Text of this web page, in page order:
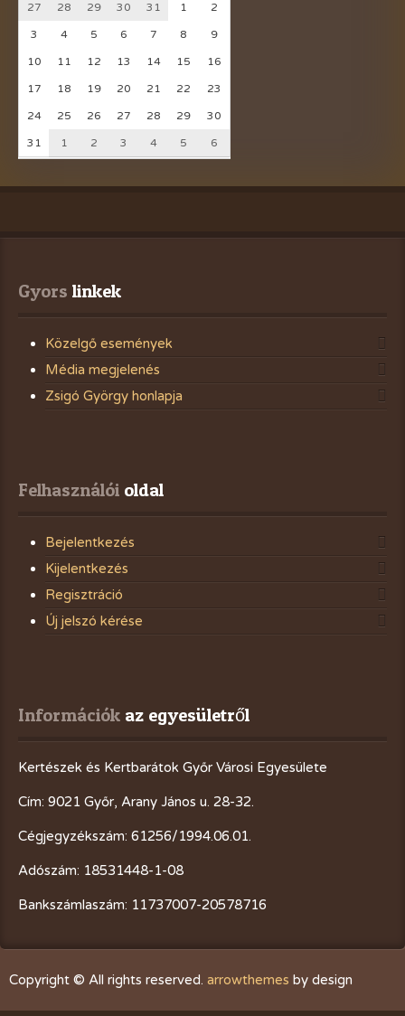
27 28 29 30 31 1 2
3 4 5 6 7 8 9
10 11 12 13 14 15 16
17 18 19 20 21 22 23
24 25 26 27 28 29 30
31 1 2 3 4 5 6
Gyors linkek
Közelgő események
Média megjelenés
Zsigó György honlapja
Felhasználói oldal
Bejelentkezés
Kijelentkezés
Regisztráció
Új jelszó kérése
Információk az egyesületről
Kertészek és Kertbarátok Győr Városi Egyesülete
Cím: 9021 Győr, Arany János u. 28-32.
Cégjegyzékszám: 61256/1994.06.01.
Adószám: 18531448-1-08
Bankszámlaszám: 11737007-20578716
Copyright © All rights reserved. arrowthemes by design